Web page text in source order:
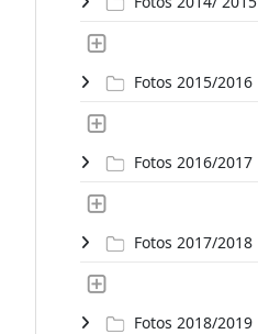
Fotos 2015/2016
Fotos 2016/2017
Fotos 2017/2018
Fotos 2018/2019